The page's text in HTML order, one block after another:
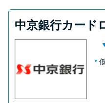
中京銀行カード